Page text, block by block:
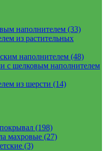
наполнителем (33)
из растительных
наполнителем (48)
с шелковым наполнителем
из шерсти (14)
(198)
махровые (27)
(3)